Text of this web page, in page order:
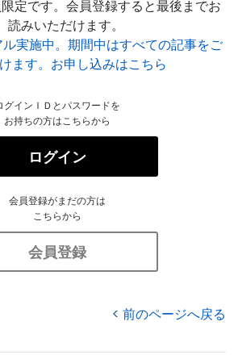
定です。会員登録すると最後までお
読みいただけます。
実施中。期間中はすべての記事をご
ます。お申し込みはこちら
グインＩＤとパスワードを
お持ちの方はこちらから
ログイン
会員登録がまだの方は
こちらから
会員登録
前のページへ戻る